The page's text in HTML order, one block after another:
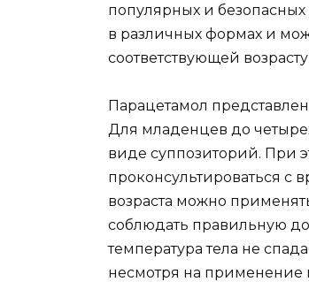
популярных и безопасных
в различных формах и
соответствующей
Парацетамол
Для младенцев до
виде суппозиторий. При
проконсультироваться с
возраста можно
соблюдать правильную
температура тела не
несмотря на применение